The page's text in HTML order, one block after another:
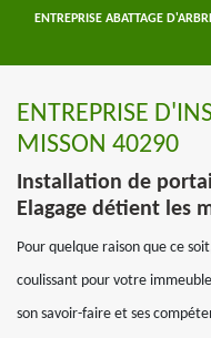
ENTREPRISE ABATTAGE
ENTREPRISE
MISSON 40290
Installation de
Elagage détient les
Pour quelque raison que ce
coulissant pour votre
son savoir-faire et ses